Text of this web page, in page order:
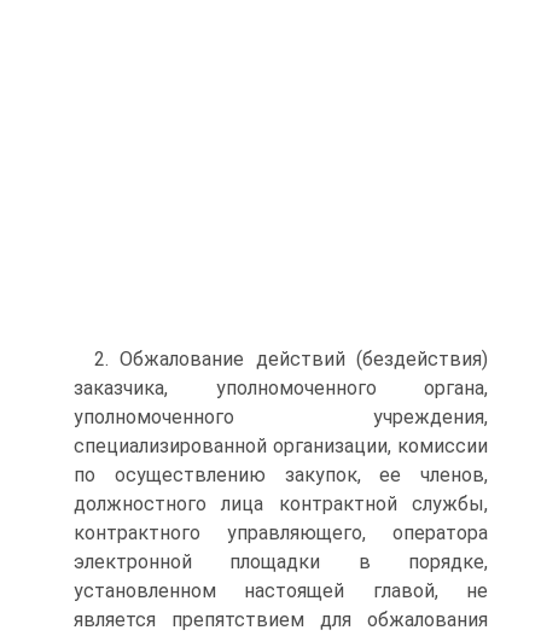
2. Обжалование действий (бездействия)
заказчика, уполномоченного органа,
уполномоченного учреждения,
специализированной организации, комиссии
по осуществлению закупок, ее членов,
должностного лица контрактной службы,
контрактного управляющего, оператора
электронной площадки в порядке,
установленном настоящей главой, не
является препятствием для обжалования